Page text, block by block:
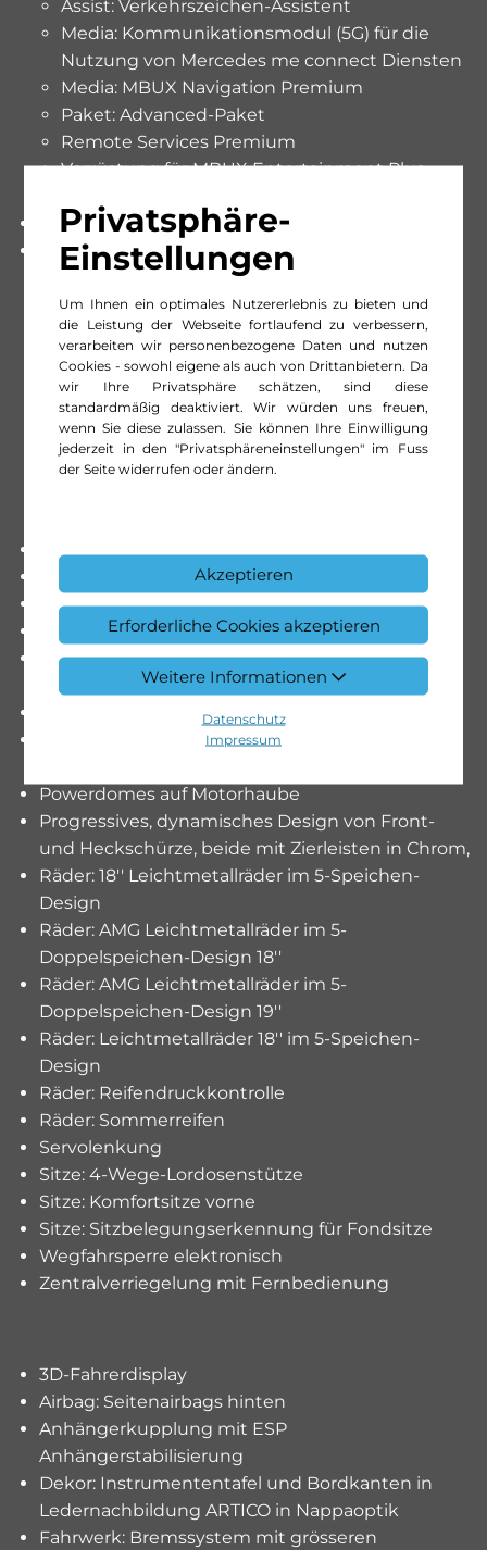
Privatsphäre-
Einstellungen
Um Ihnen ein optimales Nutzererlebnis zu bieten und
die Leistung der Webseite fortlaufend zu verbessern,
verarbeiten wir personenbezogene Daten und nutzen
Cookies - sowohl eigene als auch von Drittanbietern. Da
wir Ihre Privatsphäre schätzen, sind diese
standardmäßig deaktiviert. Wir würden uns freuen,
wenn Sie diese zulassen. Sie können Ihre Einwilligung
jederzeit in den "Privatsphäreneinstellungen" im Fuss
der Seite widerrufen oder ändern.
Akzeptieren
Erforderliche Cookies akzeptieren
Weitere Informationen
Datenschutz
Impressum
Assist: Verkehrszeichen-Assistent
Media: Kommunikationsmodul (5G) für die
Nutzung von Mercedes me connect Diensten
Media: MBUX Navigation Premium
Paket: Advanced-Paket
Remote Services Premium
Vorrüstung für MBUX Entertainment Plus
Paket: Advanced-Paket
Kraftstofftank 66 Liter
Licht: Adaptiver Fernlicht-Assistent
Media: Fahrerdisplay
Media: Kabelloses Ladesystem für mobile
Endgeräte
Media: Smartphone Integration
Media: Zentraldisplay
Paket: USBPaket
Sitze: Sitzheizung für Fahrer und Beifahrer
Paket: Sitzkomfort-Paket
Sitze: 4-Wege-Lordosenstütze
Paket: Spiegel-Paket
Passive Personenanwesenheitserinnerung
Polster: Ledernachbildung ARTICO/Mikrofaser
MICROCUT
Polster: Polster Leder schwarz
Polster: Polster Ledernachbildung ARTICO/Stoff
Powerdomes auf Motorhaube
Progressives, dynamisches Design von Front-
und Heckschürze, beide mit Zierleisten in Chrom,
Räder: 18'' Leichtmetallräder im 5-Speichen-
Design
Räder: AMG Leichtmetallräder im 5-
Doppelspeichen-Design 18''
Räder: AMG Leichtmetallräder im 5-
Doppelspeichen-Design 19''
Räder: Leichtmetallräder 18'' im 5-Speichen-
Design
Räder: Reifendruckkontrolle
Räder: Sommerreifen
Servolenkung
Sitze: 4-Wege-Lordosenstütze
Sitze: Komfortsitze vorne
Sitze: Sitzbelegungserkennung für Fondsitze
Wegfahrsperre elektronisch
Zentralverriegelung mit Fernbedienung
3D-Fahrerdisplay
Airbag: Seitenairbags hinten
Anhängerkupplung mit ESP
Anhängerstabilisierung
Dekor: Instrumententafel und Bordkanten in
Ledernachbildung ARTICO in Nappaoptik
Fahrwerk: Bremssystem mit grösseren